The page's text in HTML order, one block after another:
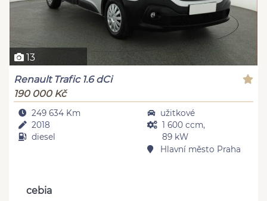
13
Renault Trafic 1.6 dCi
190 000 Kč
249 634 Km
2018
diesel
užitkové
1 600 ccm,
89 kW
Hlavní město Praha
cebia